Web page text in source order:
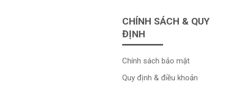
CHÍNH SÁCH & QUY
ĐỊNH
Chính sách bảo mật
Quy định & điều khoản